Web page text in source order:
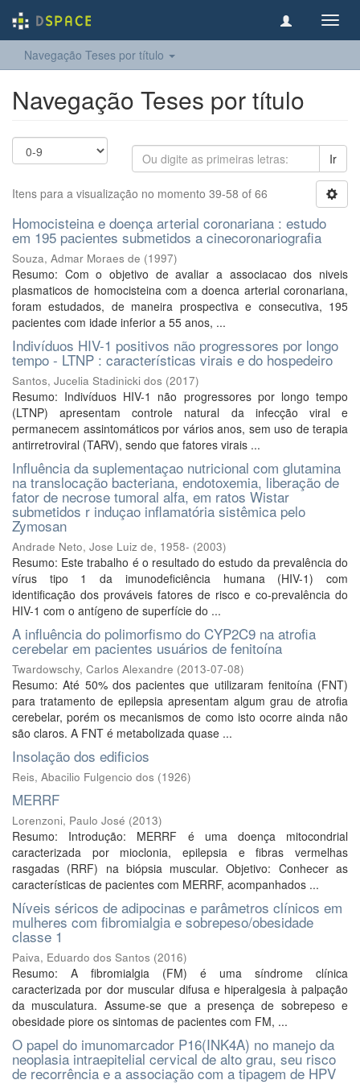
Navegação Teses por título
Navegação Teses por título
Ir
Itens para a visualização no momento 39-58 of 66
Homocisteina e doença arterial coronariana : estudo
em 195 pacientes submetidos a cinecoronariografia
Souza, Admar Moraes de (1997)
Resumo: Com o objetivo de avaliar a associacao dos niveis
plasmaticos de homocisteina com a doenca arterial coronariana,
foram estudados, de maneira prospectiva e consecutiva, 195
pacientes com idade inferior a 55 anos, ...
Indivíduos HIV-1 positivos não progressores por longo
tempo - LTNP : características virais e do hospedeiro
Santos, Jucelia Stadinicki dos (2017)
Resumo: Indivíduos HIV-1 não progressores por longo tempo
(LTNP) apresentam controle natural da infecção viral e
permanecem assintomáticos por vários anos, sem uso de terapia
antirretroviral (TARV), sendo que fatores virais ...
Influência da suplementaçao nutricional com glutamina
na translocação bacteriana, endotoxemia, liberação de
fator de necrose tumoral alfa, em ratos Wistar
submetidos r induçao inflamatória sistêmica pelo
Zymosan
Andrade Neto, Jose Luiz de, 1958- (2003)
Resumo: Este trabalho é o resultado do estudo da prevalência do
vírus tipo 1 da imunodeficiência humana (HIV-1) com
identificação dos prováveis fatores de risco e co-prevalência do
HIV-1 com o antígeno de superfície do ...
A influência do polimorfismo do CYP2C9 na atrofia
cerebelar em pacientes usuários de fenitoína
Twardowschy, Carlos Alexandre (2013-07-08)
Resumo: Até 50% dos pacientes que utilizaram fenitoína (FNT)
para tratamento de epilepsia apresentam algum grau de atrofia
cerebelar, porém os mecanismos de como isto ocorre ainda não
são claros. A FNT é metabolizada quase ...
Insolação dos edificios
Reis, Abacilio Fulgencio dos (1926)
MERRF
Lorenzoni, Paulo José (2013)
Resumo: Introdução: MERRF é uma doença mitocondrial
caracterizada por mioclonia, epilepsia e fibras vermelhas
rasgadas (RRF) na biópsia muscular. Objetivo: Conhecer as
características de pacientes com MERRF, acompanhados ...
Níveis séricos de adipocinas e parâmetros clínicos em
mulheres com fibromialgia e sobrepeso/obesidade
classe 1
Paiva, Eduardo dos Santos (2016)
Resumo: A fibromialgia (FM) é uma síndrome clínica
caracterizada por dor muscular difusa e hiperalgesia à palpação
da musculatura. Assume-se que a presença de sobrepeso e
obesidade piore os sintomas de pacientes com FM, ...
O papel do imunomarcador P16(INK4A) no manejo da
neoplasia intraepitelial cervical de alto grau, seu risco
de recorrência e a associação com a tipagem de HPV